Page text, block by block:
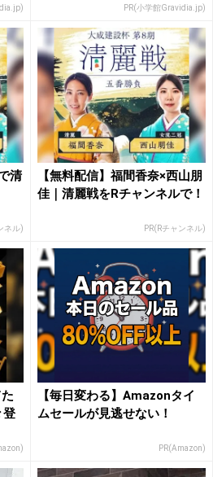
PR(小学館Gravidia.jp)
清
ネル)
【無料配信】福間香奈×西山朋
佳｜清麗戦をRチャンネルで！
PR(Rチャンネル)
登
【毎日変わる】Amazonタイ
ムセールが見逃せない！
PR(Amazon)